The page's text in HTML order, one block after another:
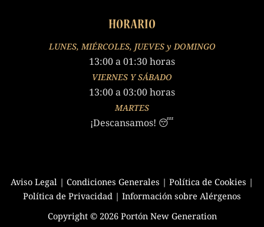
HORARIO
LUNES, MIÉRCOLES, JUEVES y DOMINGO
13:00 a 01:30 horas
VIERNES Y SÁBADO
13:00 a 03:00 horas
MARTES
¡Descansamos! 😴
Aviso Legal | Condiciones Generales | Política de Cookies |
Política de Privacidad | Información sobre Alérgenos
Copyright © 2026 Portón New Generation